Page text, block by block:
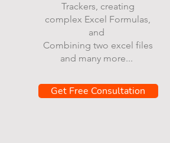
Trackers, creating
complex Excel Formulas,
and
Combining two excel files
and many more...
Get Free Consultation